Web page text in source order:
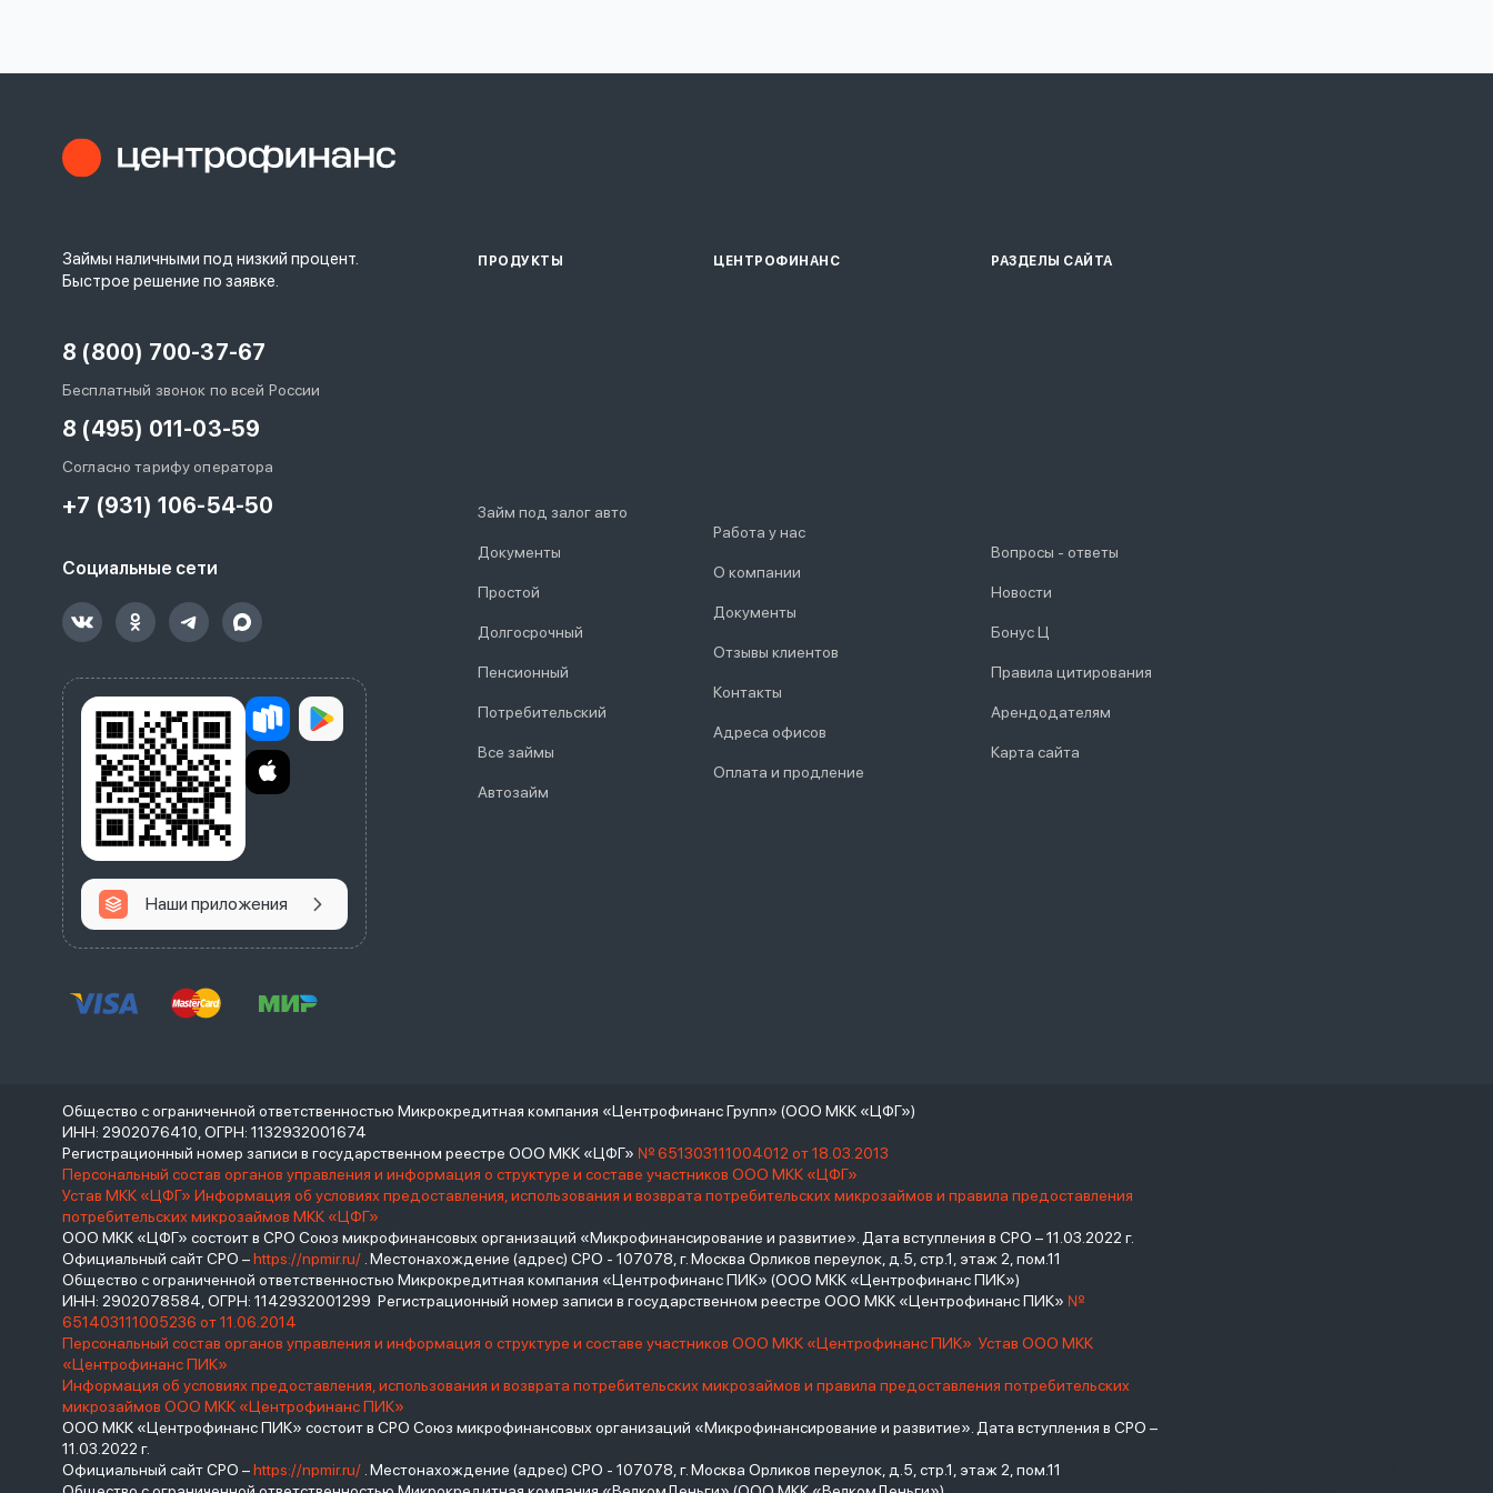
Займы наличными под низкий процент.
Быстрое решение по заявке.
8 (800) 700-37-67
Бесплатный звонок по всей России
8 (495) 011-03-59
Согласно тарифу оператора
+7 (931) 106-54-50
Социальные сети
Наши приложения
ПРОДУКТЫ
Займ под залог авто
Документы
Простой
Долгосрочный
Пенсионный
Потребительский
Все займы
Автозайм
ЦЕНТРОФИНАНС
Работа у нас
О компании
Документы
Отзывы клиентов
Контакты
Адреса офисов
Оплата и продление
РАЗДЕЛЫ САЙТА
Вопросы - ответы
Новости
Бонус Ц
Правила цитирования
Арендодателям
Карта сайта
Общество с ограниченной ответственностью Микрокредитная компания «Центрофинанс Групп» (ООО МКК «ЦФГ»)
ИНН: 2902076410, ОГРН: 1132932001674
Регистрационный номер записи в государственном реестре ООО МКК «ЦФГ» № 651303111004012 от 18.03.2013
Персональный состав органов управления и информация о структуре и составе участников ООО МКК «ЦФГ»
Устав МКК «ЦФГ» Информация об условиях предоставления, использования и возврата потребительских микрозаймов и правила предоставления
потребительских микрозаймов МКК «ЦФГ»
ООО МКК «ЦФГ» состоит в СРО Союз микрофинансовых организаций «Микрофинансирование и развитие». Дата вступления в СРО – 11.03.2022 г.
Официальный сайт СРО –https://npmir.ru/ . Местонахождение (адрес) СРО - 107078, г. Москва Орликов переулок, д.5, стр.1, этаж 2, пом.11
Общество с ограниченной ответственностью Микрокредитная компания «Центрофинанс ПИК» (ООО МКК «Центрофинанс ПИК»)
ИНН: 2902078584, ОГРН: 1142932001299 Регистрационный номер записи в государственном реестре ООО МКК «Центрофинанс ПИК» №
651403111005236 от 11.06.2014
Персональный состав органов управления и информация о структуре и составе участников ООО МКК «Центрофинанс ПИК» Устав ООО МКК
«Центрофинанс ПИК»
Информация об условиях предоставления, использования и возврата потребительских микрозаймов и правила предоставления потребительских
микрозаймов ООО МКК «Центрофинанс ПИК»
ООО МКК «Центрофинанс ПИК» состоит в СРО Союз микрофинансовых организаций «Микрофинансирование и развитие». Дата вступления в СРО –
11.03.2022 г.
Официальный сайт СРО –https://npmir.ru/ . Местонахождение (адрес) СРО - 107078, г. Москва Орликов переулок, д.5, стр.1, этаж 2, пом.11
Войти под другим номером